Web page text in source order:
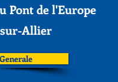
Pont de l'Europe
Allier